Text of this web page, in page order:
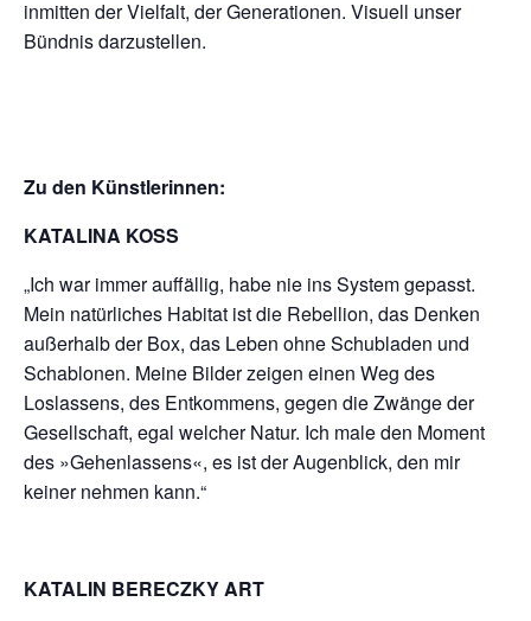
inmitten der Vielfalt, der Generationen. Visuell unser
Bündnis darzustellen.
Zu den Künstlerinnen:
KATALINA KOSS
„Ich war immer auffällig, habe nie ins System gepasst.
Mein natürliches Habitat ist die Rebellion, das Denken
außerhalb der Box, das Leben ohne Schubladen und
Schablonen. Meine Bilder zeigen einen Weg des
Loslassens, des Entkommens, gegen die Zwänge der
Gesellschaft, egal welcher Natur. Ich male den Moment
des »Gehenlassens«, es ist der Augenblick, den mir
keiner nehmen kann.“
KATALIN BERECZKY ART